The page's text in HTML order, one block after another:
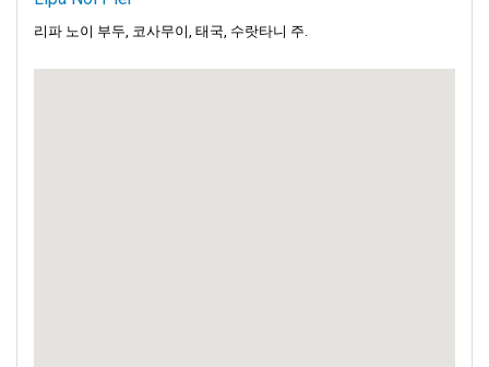
리파 노이 부두, 코사무이, 태국, 수랏타니 주.